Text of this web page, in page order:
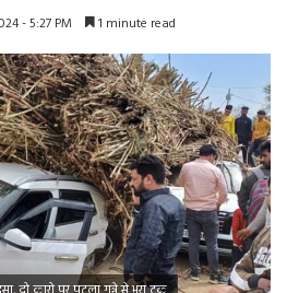
- 5:27 PM 1 minute read